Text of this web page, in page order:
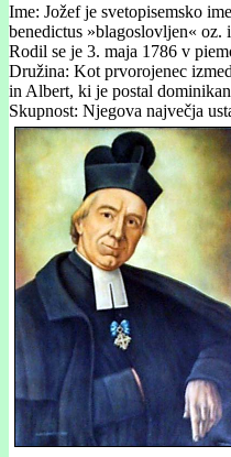
Ime: Jožef je svetopisemsko
benedictus »blagoslovljen«
Rodil se je 3. maja 1786 v
Družina: Kot prvorojenec
in Albert, ki je postal
Skupnost: Njegova največja